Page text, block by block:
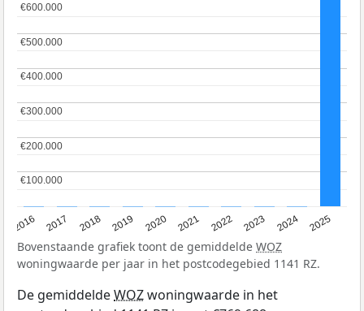
2016 2017 2018 2019 2020 2021 2022 2023 2024 2025
€100.000
€100.000
€200.000
€200.000
€300.000
€300.000
€400.000
€400.000
€500.000
€500.000
€600.000
€600.000
Bovenstaande grafiek toont de gemiddelde WOZ
woningwaarde per jaar in het postcodegebied 1141 RZ.
De gemiddeldeWOZwoningwaarde in het